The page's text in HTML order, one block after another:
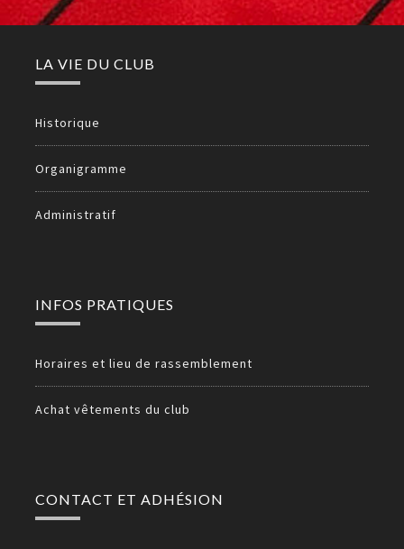
LA VIE DU CLUB
Historique
Organigramme
Administratif
INFOS PRATIQUES
Horaires et lieu de rassemblement
Achat vêtements du club
CONTACT ET ADHÉSION